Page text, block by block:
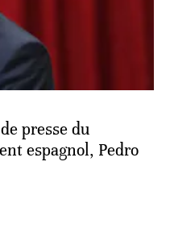
presse du
espagnol, Pedro